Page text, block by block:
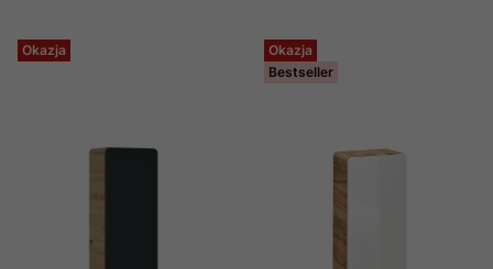
Okazja
Okazja
Bestseller